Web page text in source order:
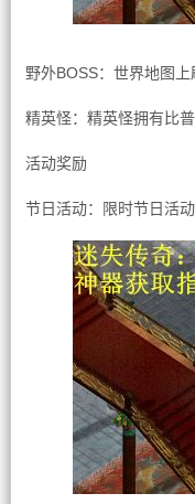
野外BOSS：世界地图上
精英怪：精英怪拥有比
活动奖励
节日活动：限时节日活